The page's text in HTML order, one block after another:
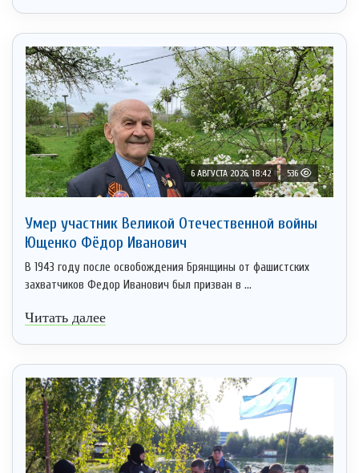
6 АВГУСТА 2026, 18:42 536
Умер участник Великой Отечественной войны
Ющенко Фёдор Иванович
В 1943 году после освобождения Брянщины от фашистских
захватчиков Федор Иванович был призван в ...
Читать далее